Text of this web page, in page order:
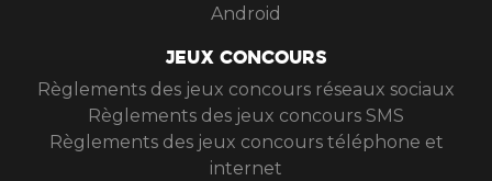
Android
JEUX CONCOURS
Règlements des jeux concours réseaux sociaux
Règlements des jeux concours SMS
Règlements des jeux concours téléphone et
internet